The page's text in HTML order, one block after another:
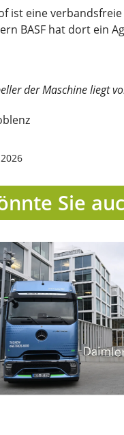
ist eine
BASF hat dort ein
der Maschine liegt
Sie